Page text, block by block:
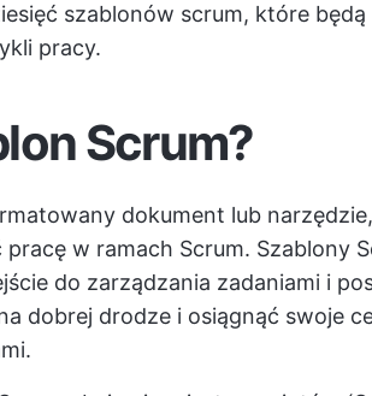
szablonów scrum, które
pracy.
Scrum?
dokument lub
w ramach Scrum. Szablony
do zarządzania zadaniami i
dobrej drodze i osiągnąć swoje